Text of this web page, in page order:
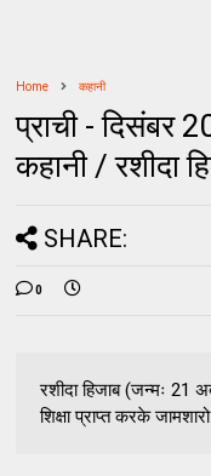
Home कहानी
प्राची - दिसंबर
कहानी / रशीदा
SHARE:
0
रशीदा हिजाब (जन्मः 21
शिक्षा प्राप्त करके